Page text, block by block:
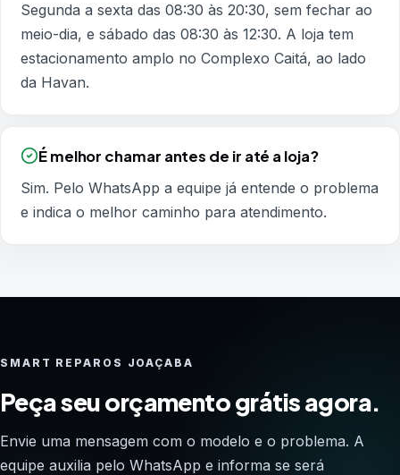
Segunda a sexta das 08:30 às 20:30, sem fechar ao
meio-dia, e sábado das 08:30 às 12:30. A loja tem
estacionamento amplo no Complexo Caitá, ao lado
da Havan.
É melhor chamar antes de ir até a loja?
Sim. Pelo WhatsApp a equipe já entende o problema
e indica o melhor caminho para atendimento.
SMART REPAROS JOAÇABA
Peça seu orçamento grátis agora.
Envie uma mensagem com o modelo e o problema. A
equipe auxilia pelo WhatsApp e informa se será